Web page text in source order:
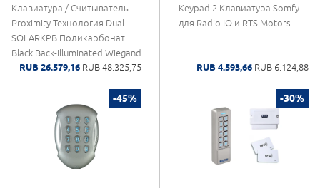
Клавиатура / Считыватель
Proximity Технология Dual
SOLARKPB Поликарбонат
Black Back-Illuminated Wiegand
125Khz Инновационный
RUB 26.579,16 RUB 48.325,75
Keypad 2 Клавиатура Somfy
для Radio IO и RTS Motors
RUB 4.593,66 RUB 6.124,88
-45% -30%